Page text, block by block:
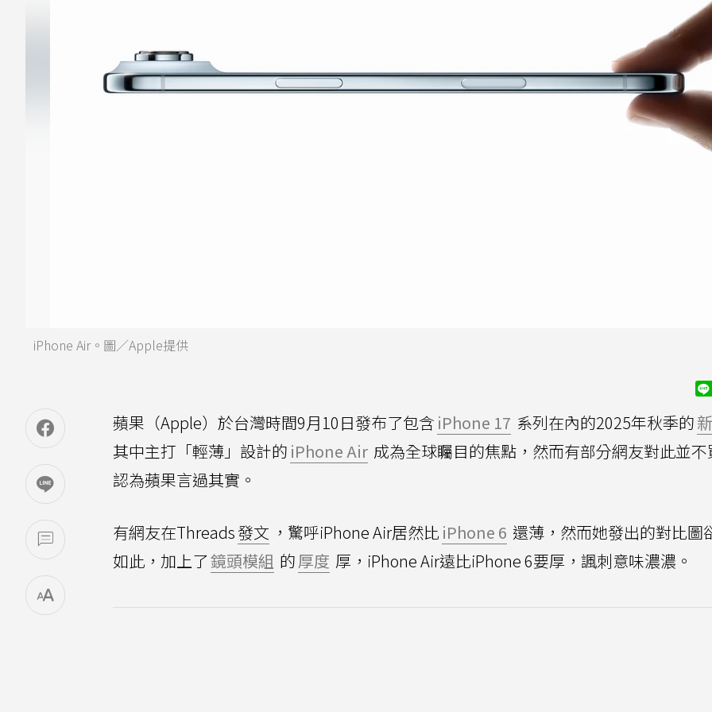
iPhone Air。圖／Apple提供
蘋果（Apple）於台灣時間9月10日發布了包含 iPhone 17 系列在內的2025年秋季的
其中主打「輕薄」設計的 iPhone Air 成為全球矚目的焦點，然而有部分網友對此並不
認為蘋果言過其實。
有網友在Threads發文 ，驚呼iPhone Air居然比 iPhone 6 還薄，然而她發出的對比圖
如此，加上了鏡頭模組 的厚度 厚，iPhone Air遠比iPhone 6要厚，諷刺意味濃濃。